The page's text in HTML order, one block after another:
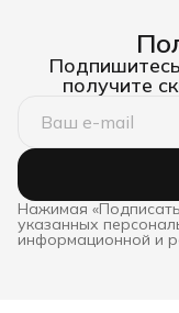
получите
Нажимая
указанных
информационной и